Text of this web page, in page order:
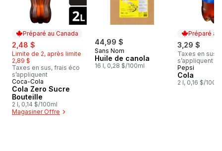
Préparé au Canada
sale:
2,48 $
Limite de 2, après limite
2,89 $
Taxes en sus, frais éco
s’appliquent
Préparé au Canada
Coca-Cola
Cola Zero Sucre
Bouteille
2 l, 0,14 $/100ml
Magasiner Offre
44,99 $
Sans Nom
Huile de canola
16 l, 0,28 $/100ml
Préparé au
3,29 $
Taxes en sus,
s’appliquent
Préparé au
Pepsi
Cola
2 l, 0,16 $/